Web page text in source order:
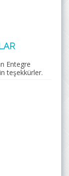
Entegre
teşekkürler.